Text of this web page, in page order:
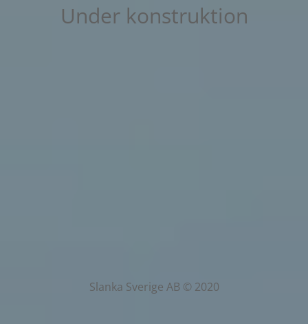
Under konstruktion
Slanka Sverige AB © 2020